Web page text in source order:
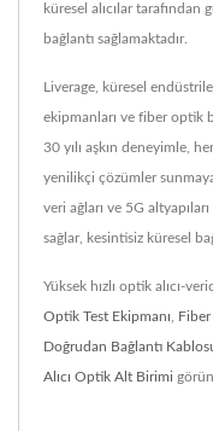
küresel alıcılar
bağlantı sağlamaktadır.
Liverage, küresel
ekipmanları ve fiber optik
30 yılı aşkın deneyimle,
yenilikçi çözümler
veri ağları ve 5G
sağlar, kesintisiz küresel
Yüksek hızlı optik alıcı-
Optik Test Ekipmanı Fiber
Doğrudan Bağlantı
Alıcı Optik Alt Birimi